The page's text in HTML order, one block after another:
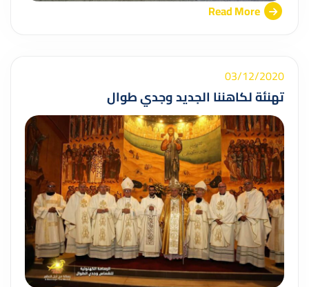
Read More
03/12/2020
تهنئة لكاهننا الجديد وجدي طوال